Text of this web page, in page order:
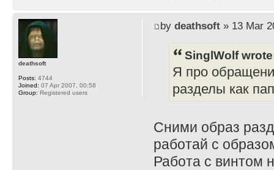
by deathsoft» 13 Mar
SinglWolf
Я про
разделы как
Сними образ
работай с
Работа с винтом
deathsoft
Posts: 4744
Joined: 07 Apr 2007, 00:58
Group: Registered users